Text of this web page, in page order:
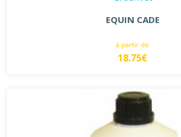
EQUIN CADE
à partir de
18.75€